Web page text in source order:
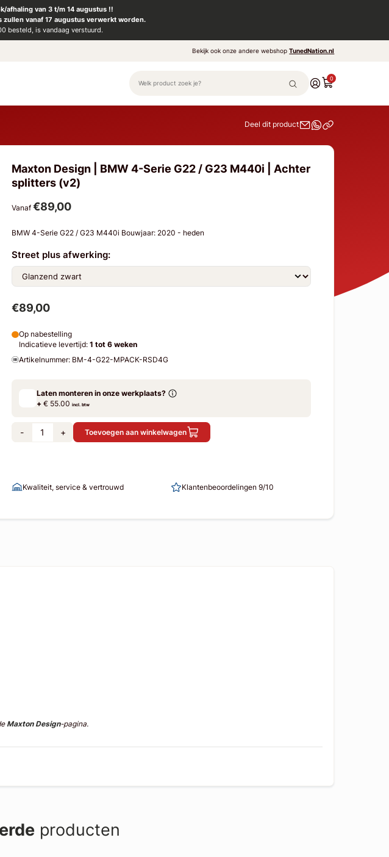
afhaling van 3 t/m 14 augustus !!
zullen vanaf 17 augustus verwerkt worden.
besteld, is vandaag verstuurd.
Bekijk ook onze andere webshopTunedNation.nl
0
Deel dit product
Maxton Design | BMW 4-Serie G22 / G23 M440i | Achter
splitters (v2)
Vanaf €89,00
BMW 4-Serie G22 / G23 M440i Bouwjaar: 2020 - heden
Street plus afwerking:
€89,00
Op nabestelling
Indicatieve levertijd: 1 tot 6 weken
Artikelnummer: BM-4-G22-MPACK-RSD4G
Laten monteren in onze werkplaats?
+€ 55.00 incl. btw
- + Toevoegen aan winkelwagen
Kwaliteit, service & vertrouwd Klantenbeoordelingen 9/10
Maxton Design-pagina.
producten